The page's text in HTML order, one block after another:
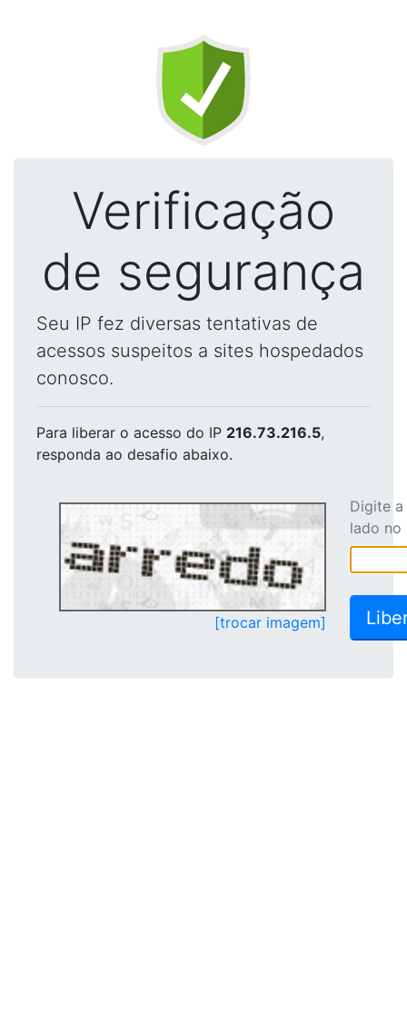
Verificação
de segurança
Seu IP fez diversas tentativas de
acessos suspeitos a sites hospedados
conosco.
Para liberar o acesso do IP 216.73.216.5,
responda ao desafio abaixo.
[trocar imagem]
Digite
lado no